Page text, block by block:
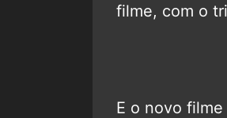
filme, com o
E o novo